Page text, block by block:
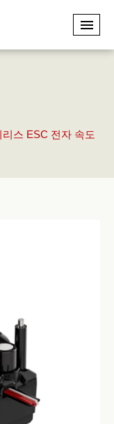
스 ESC 전자 속도